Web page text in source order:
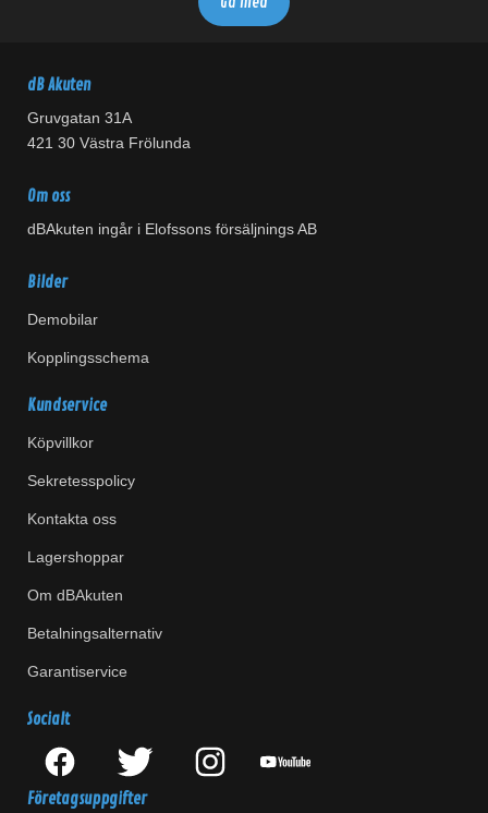
dB Akuten
Gruvgatan 31A
421 30 Västra Frölunda
Om oss
dBAkuten ingår i Elofssons försäljnings AB
Bilder
Demobilar
Kopplingsschema
Kundservice
Köpvillkor
Sekretesspolicy
Kontakta oss
Lagershoppar
Om dBAkuten
Betalningsalternativ
Garantiservice
Socialt
Företagsuppgifter